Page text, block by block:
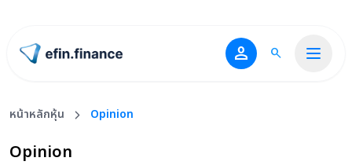
ไปหน้าแรก person search
หน้าหลักหุ้น Opinion
Opinion